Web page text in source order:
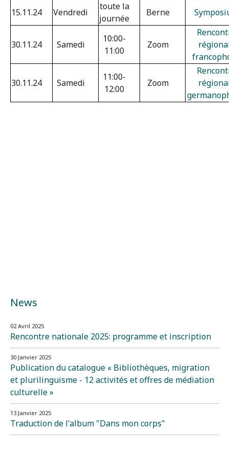
15.11.24
Vendredi
toute la
journée
Berne
30.11.24 Samedi
10:00-
11:00
Zoom
30.11.24 Samedi
11:00-
12:00
Zoom
News
02 Avril 2025
Rencontre nationale 2025: programme et inscription
30 Janvier 2025
Publication du catalogue « Bibliothèques, migration
et plurilinguisme - 12 activités et offres de médiation
culturelle »
13 Janvier 2025
Traduction de l'album "Dans mon corps"